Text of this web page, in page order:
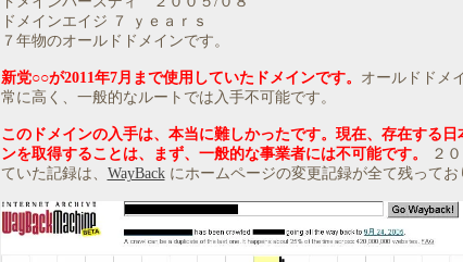
ドメインエイジ ７ ｙｅａｒｓ
７年物のオールドドメインです。
新党○○が2011年7月まで使用していたドメインです。 オールドドメ
常に高く、一般的なルートでは入手不可能です。
このドメインの入手は、本当に難しかったです。現在、存在する日
ンを取得することは、まず、一般的な事業者には不可能です。
２
ていた記録は、 WayBackにホームページの変更記録が全て残ってお